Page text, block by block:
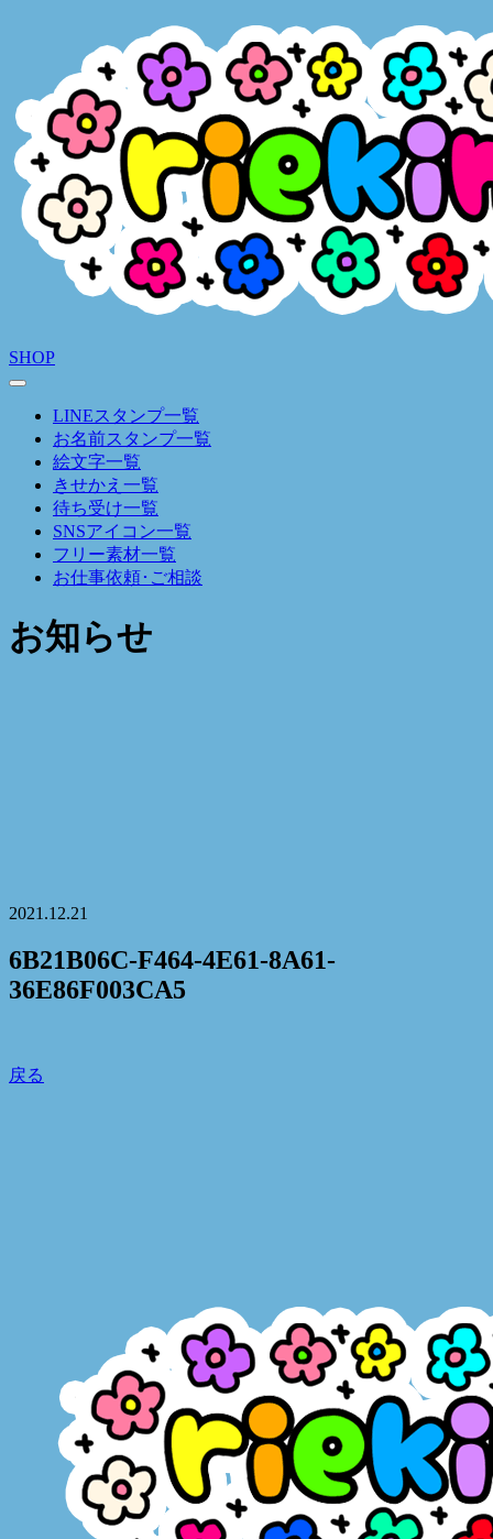
SHOP
LINEスタンプ一覧
お名前スタンプ一覧
絵文字一覧
きせかえ一覧
待ち受け一覧
SNSアイコン一覧
フリー素材一覧
お仕事依頼･ご相談
お知らせ
2021.12.21
6B21B06C-F464-4E61-8A61-
36E86F003CA5
戻る